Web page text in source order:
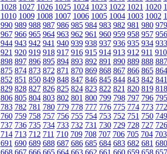
1028 1027 1026 1025 1024 1023 1022 1021 1020
1010 1009 1008 1007 1006 1005 1004 1003 1002
990 989 988 987 986 985 984 983 982 981 980 979
967 966 965 964 963 962 961 960 959 958 957 956
944 943 942 941 940 939 938 937 936 935 934 933
921 920 919 918 917 916 915 914 913 912 911 910
898 897 896 895 894 893 892 891 890 889 888 887
875 874 873 872 871 870 869 868 867 866 865 864
852 851 850 849 848 847 846 845 844 843 842 841
829 828 827 826 825 824 823 822 821 820 819 818
806 805 804 803 802 801 800 799 798 797 796 795
783 782 781 780 779 778 777 776 775 774 773 772
760 759 758 757 756 755 754 753 752 751 750 749
737 736 735 734 733 732 731 730 729 728 727 726
714 713 712 711 710 709 708 707 706 705 704 703
691 690 689 688 687 686 685 684 683 682 681 680
668 667 666 665 664 663 662 661 660 659 658 657